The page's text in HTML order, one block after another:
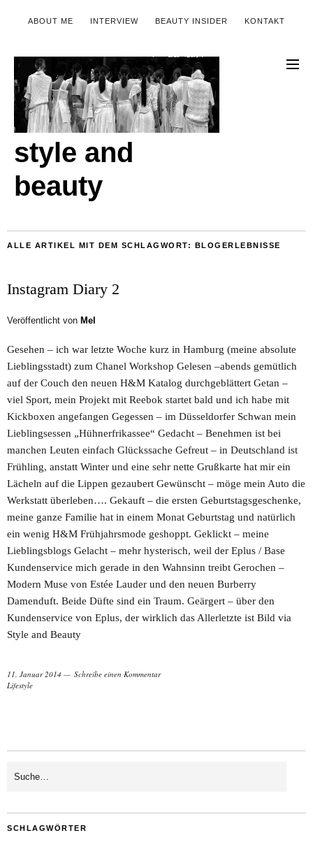
ABOUT ME INTERVIEW BEAUTY INSIDER KONTAKT
style and
beauty
ALLE ARTIKEL MIT DEM SCHLAGWORT: BLOGERLEBNISSE
Instagram Diary 2
Veröffentlicht von Mel
Gesehen – ich war letzte Woche kurz in Hamburg (meine absolute
Lieblingsstadt) zum Chanel Workshop Gelesen –abends gemütlich
auf der Couch den neuen H&M Katalog durchgeblättert Getan –
viel Sport, mein Projekt mit Reebok startet bald und ich habe mit
Kickboxen angefangen Gegessen – im Düsseldorfer Schwan mein
Lieblingsessen „Hühnerfrikassee“ Gedacht – Benehmen ist bei
manchen Leuten einfach Glückssache Gefreut – in Deutschland ist
Frühling, anstatt Winter und eine sehr nette Grußkarte hat mir ein
Lächeln auf die Lippen gezaubert Gewünscht – möge mein Auto die
Werkstatt überleben…. Gekauft – die ersten Geburtstagsgeschenke,
meine ganze Familie hat in einem Monat Geburtstag und natürlich
ein wenig H&M Frühjahrsmode geshoppt. Geklickt – meine
Lieblingsblogs Gelacht – mehr hysterisch, weil der Eplus / Base
Kundenservice mich gerade in den Wahnsinn treibt Gerochen –
Modern Muse von Estée Lauder und den neuen Burberry
Damenduft. Beide Düfte sind ein Traum. Geärgert – über den
Kundenservice von Eplus, der wirklich das Allerletzte ist Bild via
Style and Beauty
11. Januar 2014
Schreibe einen Kommentar
Lifestyle
SCHLAGWÖRTER